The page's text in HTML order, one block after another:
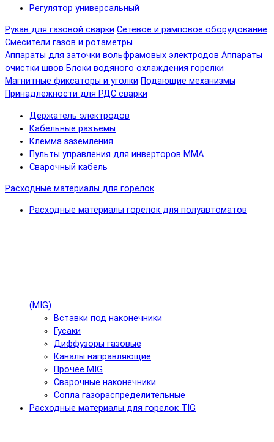
Регулятор универсальный
Рукав для газовой сварки Сетевое и рамповое оборудование
Смесители газов и ротаметры
Аппараты для заточки вольфрамовых электродов Аппараты
очистки швов Блоки водяного охлаждения горелки
Магнитные фиксаторы и уголки Подающие механизмы
Принадлежности для РДС сварки
Держатель электродов
Кабельные разъемы
Клемма заземления
Пульты управления для инверторов MMA
Сварочный кабель
Расходные материалы для горелок
Расходные материалы горелок для полуавтоматов
(MIG)
Вставки под наконечники
Гусаки
Диффузоры газовые
Каналы направляющие
Прочее MIG
Сварочные наконечники
Сопла газораспределительные
Расходные материалы для горелок TIG